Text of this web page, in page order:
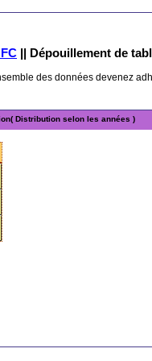
|| Dépouillement de
des données devenez
Distribution selon les années )